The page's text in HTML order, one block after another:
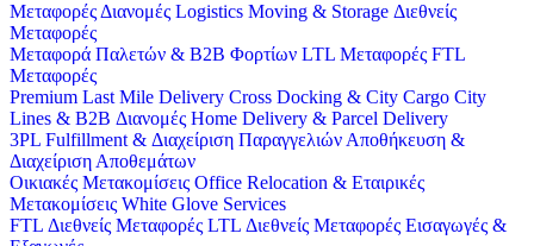
Μεταφορές Διανομές Logistics Moving & Storage Διεθνείς
Μεταφορές
Μεταφορά Παλετών & B2B Φορτίων LTL Μεταφορές FTL
Μεταφορές
Premium Last Mile Delivery Cross Docking & City Cargo City
Lines & B2B Διανομές Home Delivery & Parcel Delivery
3PL Fulfillment & Διαχείριση Παραγγελιών Αποθήκευση &
Διαχείριση Αποθεμάτων
Οικιακές Μετακομίσεις Office Relocation & Εταιρικές
Μετακομίσεις White Glove Services
FTL Διεθνείς Μεταφορές LTL Διεθνείς Μεταφορές Εισαγωγές &